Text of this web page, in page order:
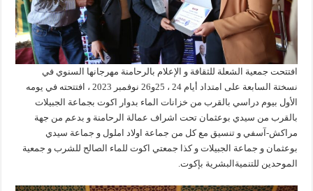
افتتحت جمعية الشعلة للثقافة و الإعلام بالرحامنة مهرجانها السنوي في
نسختة السابعة على امتداد أيام 24 ، 25و26 نوفمبر 2023 ، افتتحته في يومه
الأول بيوم دراسي بالقرب من خزانات الماء بدوار اكوت بجماعة الجبيلات
بالقرب من سيدي بوعثمان تحت اشراف عمالة الرحامنة و بدعم من جهة
مراكش-آسفي و تنسيق مع كل من جماعة اولاد املول و جماعة سيدي
بوعثمان و جماعة الجبيلات و كذا جمعتي اكوت للماء الصالح للشرب و جمعية
الموحدين للتنميةالبشرية بإكوت.